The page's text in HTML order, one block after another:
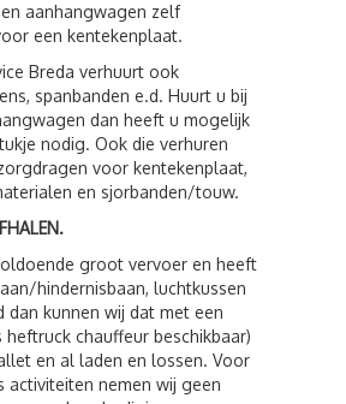
aanhangwagen zelf
een kentekenplaat.
Breda verhuurt ook
spanbanden e.d. Huurt u bij
dan heeft u mogelijk
nodig. Ook die verhuren
voor kentekenplaat,
en sjorbanden/touw.
groot vervoer en heeft
hindernisbaan, luchtkussen
dan kunnen wij dat met een
heftruck chauffeur beschikbaar)
en al laden en lossen. Voor
activiteiten nemen wij geen